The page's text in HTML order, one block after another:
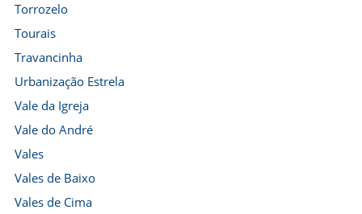
Torrozelo
Tourais
Travancinha
Urbanização Estrela
Vale da Igreja
Vale do André
Vales
Vales de Baixo
Vales de Cima